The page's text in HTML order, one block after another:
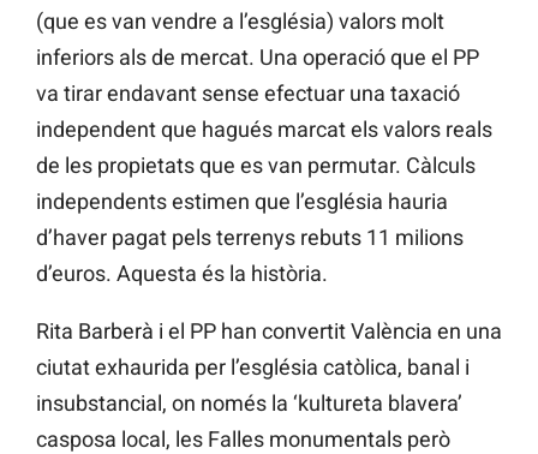
(que es van vendre a l’església) valors molt
inferiors als de mercat. Una operació que el PP
va tirar endavant sense efectuar una taxació
independent que hagués marcat els valors reals
de les propietats que es van permutar. Càlculs
independents estimen que l’església hauria
d’haver pagat pels terrenys rebuts 11 milions
d’euros. Aquesta és la història.
Rita Barberà i el PP han convertit València en una
ciutat exhaurida per l’església catòlica, banal i
insubstancial, on només la ‘kultureta blavera’
casposa local, les Falles monumentals però